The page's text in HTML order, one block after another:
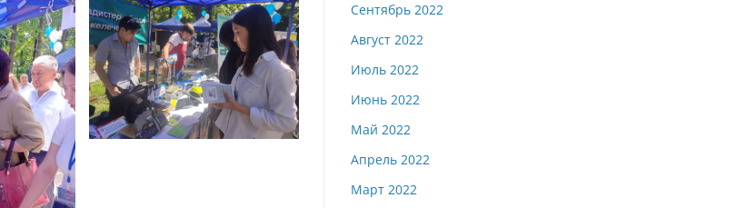
Сентябрь 2022
Август 2022
Июль 2022
Июнь 2022
Май 2022
Апрель 2022
Март 2022